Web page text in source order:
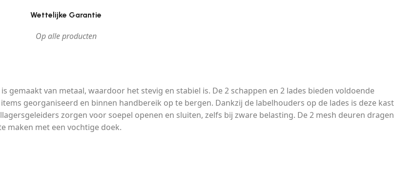
Wettelijke Garantie
Op alle producten
van metaal, waardoor het stevig en stabiel is. De 2 schappen en 2 lades bieden voldoende
georganiseerd en binnen handbereik op te bergen. Dankzij de labelhouders op de lades is deze kast
zorgen voor soepel openen en sluiten, zelfs bij zware belasting. De 2 mesh deuren dragen
maken met een vochtige doek.